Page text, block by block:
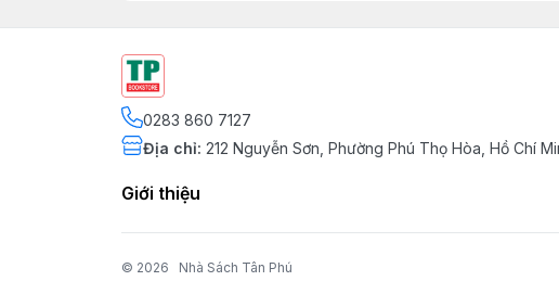
0283 860 7127
Địa chỉ: 212 Nguyễn Sơn, Phường Phú Thọ Hòa, Hồ Chí
Giới thiệu
© 2026 Nhà Sách Tân Phú